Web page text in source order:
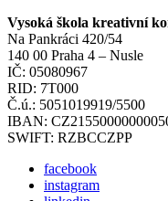
Vysoká škola kreativní
Na Pankráci 420/54
140 00 Praha 4 – Nusle
IČ: 05080967
RID: 7T000
Č.ú.: 5051019919/5500
IBAN:
SWIFT: RZBCCZPP
facebook
instagram